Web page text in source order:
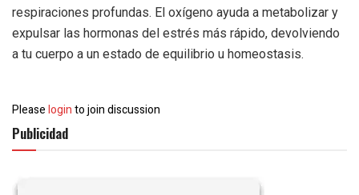
respiraciones profundas. El oxígeno ayuda a metabolizar y
expulsar las hormonas del estrés más rápido, devolviendo
a tu cuerpo a un estado de equilibrio u homeostasis.
Pleaseloginto join discussion
Publicidad